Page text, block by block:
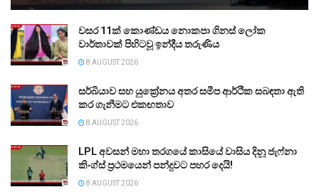
වසර 11ක් කොණ්ඩය නොකපා ගිනස් ලෝක
වාර්තාවක් පිහිටවූ ඉන්දීය තරුණිය
8 AUGUST 2026
සර්බියාව සහ යුක්‍රේනය අතර සමීප ආර්ථික සබඳතා ඇති
කර ගැනීමට එකඟතාව
8 AUGUST 2026
LPL අවසන් මහා තරගයේ කාසියේ වාසිය දිනූ ජැෆ්නා
කිංග්ස් ප්‍රථමයෙන් පන්දුවට පහර දෙයි!
8 AUGUST 2026